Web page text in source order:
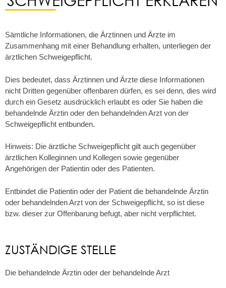
Sämtliche Informationen, die Ärztinnen und Ärzte im
Zusammenhang mit einer Behandlung erhalten, unterliegen der
ärztlichen Schweigepflicht.
Dies bedeutet, dass Ärztinnen und Ärzte diese Informationen
nicht Dritten gegenüber offenbaren dürfen, es sei denn, dies wird
durch ein Gesetz ausdrücklich erlaubt es oder Sie haben die
behandelnde Ärztin oder den behandelnden Arzt von der
Schweigepflicht entbunden.
Hinweis: Die ärztliche Schweigepflicht gilt auch gegenüber
ärztlichen Kolleginnen und Kollegen sowie gegenüber
Angehörigen der Patientin oder des Patienten.
Entbindet die Patientin oder der Patient die behandelnde Ärztin
oder behandelnden Arzt von der Schweigepflicht, so ist diese
bzw. dieser zur Offenbarung befugt, aber nicht verpflichtet.
ZUSTÄNDIGE STELLE
Die behandelnde Ärztin oder der behandelnde Arzt